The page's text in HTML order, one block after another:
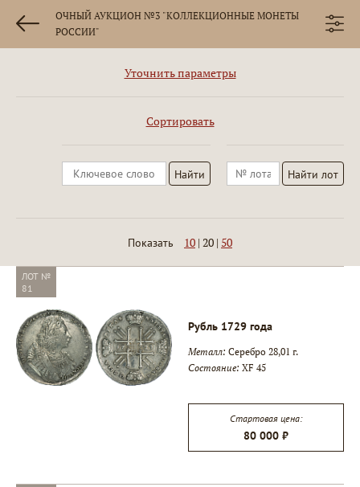
ОЧНЫЙ АУКЦИОН №3 "КОЛЛЕКЦИОННЫЕ МОНЕТЫ
РОССИИ"
Уточнить параметры
Сортировать
Показать 10 | 20 | 50
ЛОТ №
81
Рубль 1729 года
Металл: Серебро 28,01 г.
Состояние: XF 45
Стартовая цена:
80 000 ₽